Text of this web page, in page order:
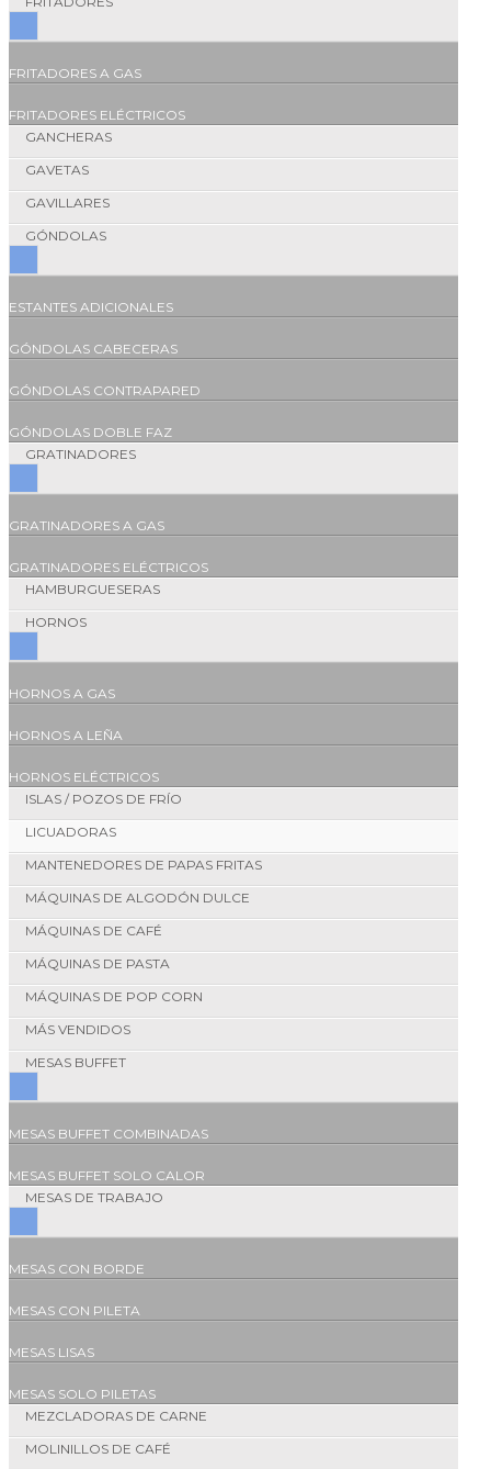
FRITADORES A GAS
FRITADORES ELÉCTRICOS
GANCHERAS
GAVETAS
GAVILLARES
GÓNDOLAS
ESTANTES ADICIONALES
GÓNDOLAS CABECERAS
GÓNDOLAS CONTRAPARED
GÓNDOLAS DOBLE FAZ
GRATINADORES
GRATINADORES A GAS
GRATINADORES ELÉCTRICOS
HAMBURGUESERAS
HORNOS
HORNOS A GAS
HORNOS A LEÑA
HORNOS ELÉCTRICOS
ISLAS / POZOS DE FRÍO
LICUADORAS
MANTENEDORES DE PAPAS FRITAS
MÁQUINAS DE ALGODÓN DULCE
MÁQUINAS DE CAFÉ
MÁQUINAS DE PASTA
MÁQUINAS DE POP CORN
MÁS VENDIDOS
MESAS BUFFET
MESAS BUFFET COMBINADAS
MESAS BUFFET SOLO CALOR
MESAS DE TRABAJO
MESAS CON BORDE
MESAS CON PILETA
MESAS LISAS
MESAS SOLO PILETAS
MEZCLADORAS DE CARNE
MOLINILLOS DE CAFÉ